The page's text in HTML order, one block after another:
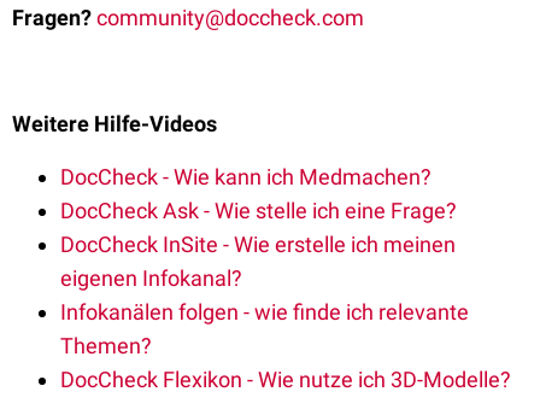
Fragen?community@doccheck.com
Weitere Hilfe-Videos
DocCheck - Wie kann ich Medmachen?
DocCheck Ask - Wie stelle ich eine Frage?
DocCheck InSite - Wie erstelle ich meinen
eigenen Infokanal?
Infokanälen folgen - wie finde ich relevante
Themen?
DocCheck Flexikon - Wie nutze ich 3D-Modelle?